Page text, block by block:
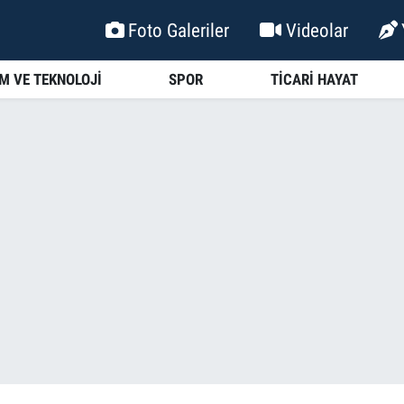
Foto Galeriler Videolar
VE TEKNOLOJİ SPOR TİCARİ HAYAT